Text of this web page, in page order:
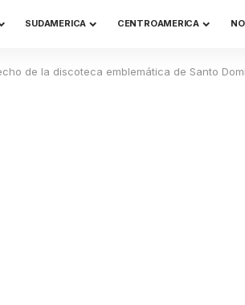
SUDAMERICA CENTROAMERICA
de la discoteca emblemática de Santo